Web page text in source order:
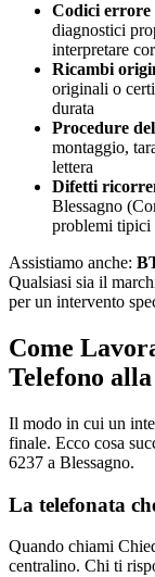
Codici errore
diagnostici
interpretare
Ricambi
originali o
durata
Procedure
montaggio,
lettera
Difetti
Blessagno
problemi tipici
Assistiamo anche:
Qualsiasi sia il
per un intervento
Come
Telefono
Il modo in cui un
finale. Ecco cosa
6237 a Blessagno.
La telefonata
Quando chiami
centralino. Chi ti